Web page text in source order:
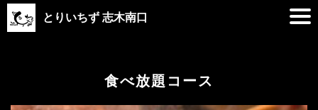
とりいちず 志木南口
食べ放題コース